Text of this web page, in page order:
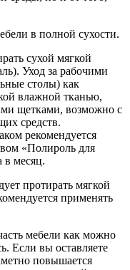
в полной сухости.
сухой мягкой
Уход за рабочими
столы) как
влажной тканью,
щетками, возможно с
средств.
рекомендуется
«Полироль для
в месяц.
протирать мягкой
применять
мебели как можно
Если вы оставляете
повышается